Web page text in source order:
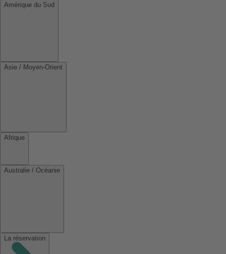
Amérique du Sud
Asie / Moyen-Orient
Afrique
Australie / Océanie
La réservation